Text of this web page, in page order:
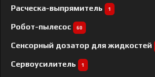
Расческа-выпрямитель 1
Робот-пылесос 60
Сенсорный дозатор для жидкостей
Сервоусилитель 1